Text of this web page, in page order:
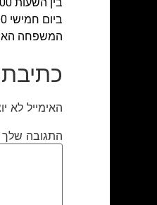
ביום חמישי 10:00-13:00 (בלבד)
המשפחה
האימייל לא
התגובה שלך